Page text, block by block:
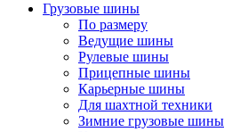
Грузовые шины
По размеру
Ведущие шины
Рулевые шины
Прицепные шины
Карьерные шины
Для шахтной техники
Зимние грузовые шины